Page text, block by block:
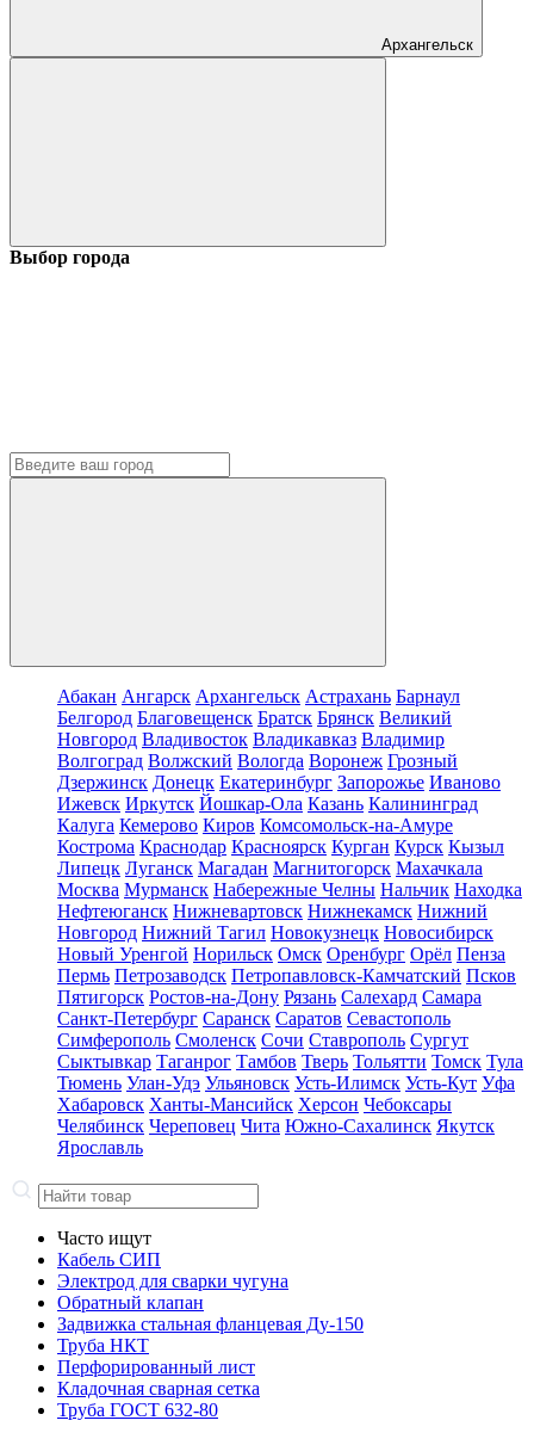
Архангельск
Выбор города
Абакан Ангарск Архангельск Астрахань Барнаул
Белгород Благовещенск Братск Брянск Великий
Новгород Владивосток Владикавказ Владимир
Волгоград Волжский Вологда Воронеж Грозный
Дзержинск Донецк Екатеринбург Запорожье Иваново
Ижевск Иркутск Йошкар-Ола Казань Калининград
Калуга Кемерово Киров Комсомольск-на-Амуре
Кострома Краснодар Красноярск Курган Курск Кызыл
Липецк Луганск Магадан Магнитогорск Махачкала
Москва Мурманск Набережные Челны Нальчик Находка
Нефтеюганск Нижневартовск Нижнекамск Нижний
Новгород Нижний Тагил Новокузнецк Новосибирск
Новый Уренгой Норильск Омск Оренбург Орёл Пенза
Пермь Петрозаводск Петропавловск-Камчатский Псков
Пятигорск Ростов-на-Дону Рязань Салехард Самара
Санкт-Петербург Саранск Саратов Севастополь
Симферополь Смоленск Сочи Ставрополь Сургут
Сыктывкар Таганрог Тамбов Тверь Тольятти Томск Тула
Тюмень Улан-Удэ Ульяновск Усть-Илимск Усть-Кут Уфа
Хабаровск Ханты-Мансийск Херсон Чебоксары
Челябинск Череповец Чита Южно-Сахалинск Якутск
Ярославль
Часто ищут
Кабель СИП
Электрод для сварки чугуна
Обратный клапан
Задвижка стальная фланцевая Ду-150
Труба НКТ
Перфорированный лист
Кладочная сварная сетка
Труба ГОСТ 632-80